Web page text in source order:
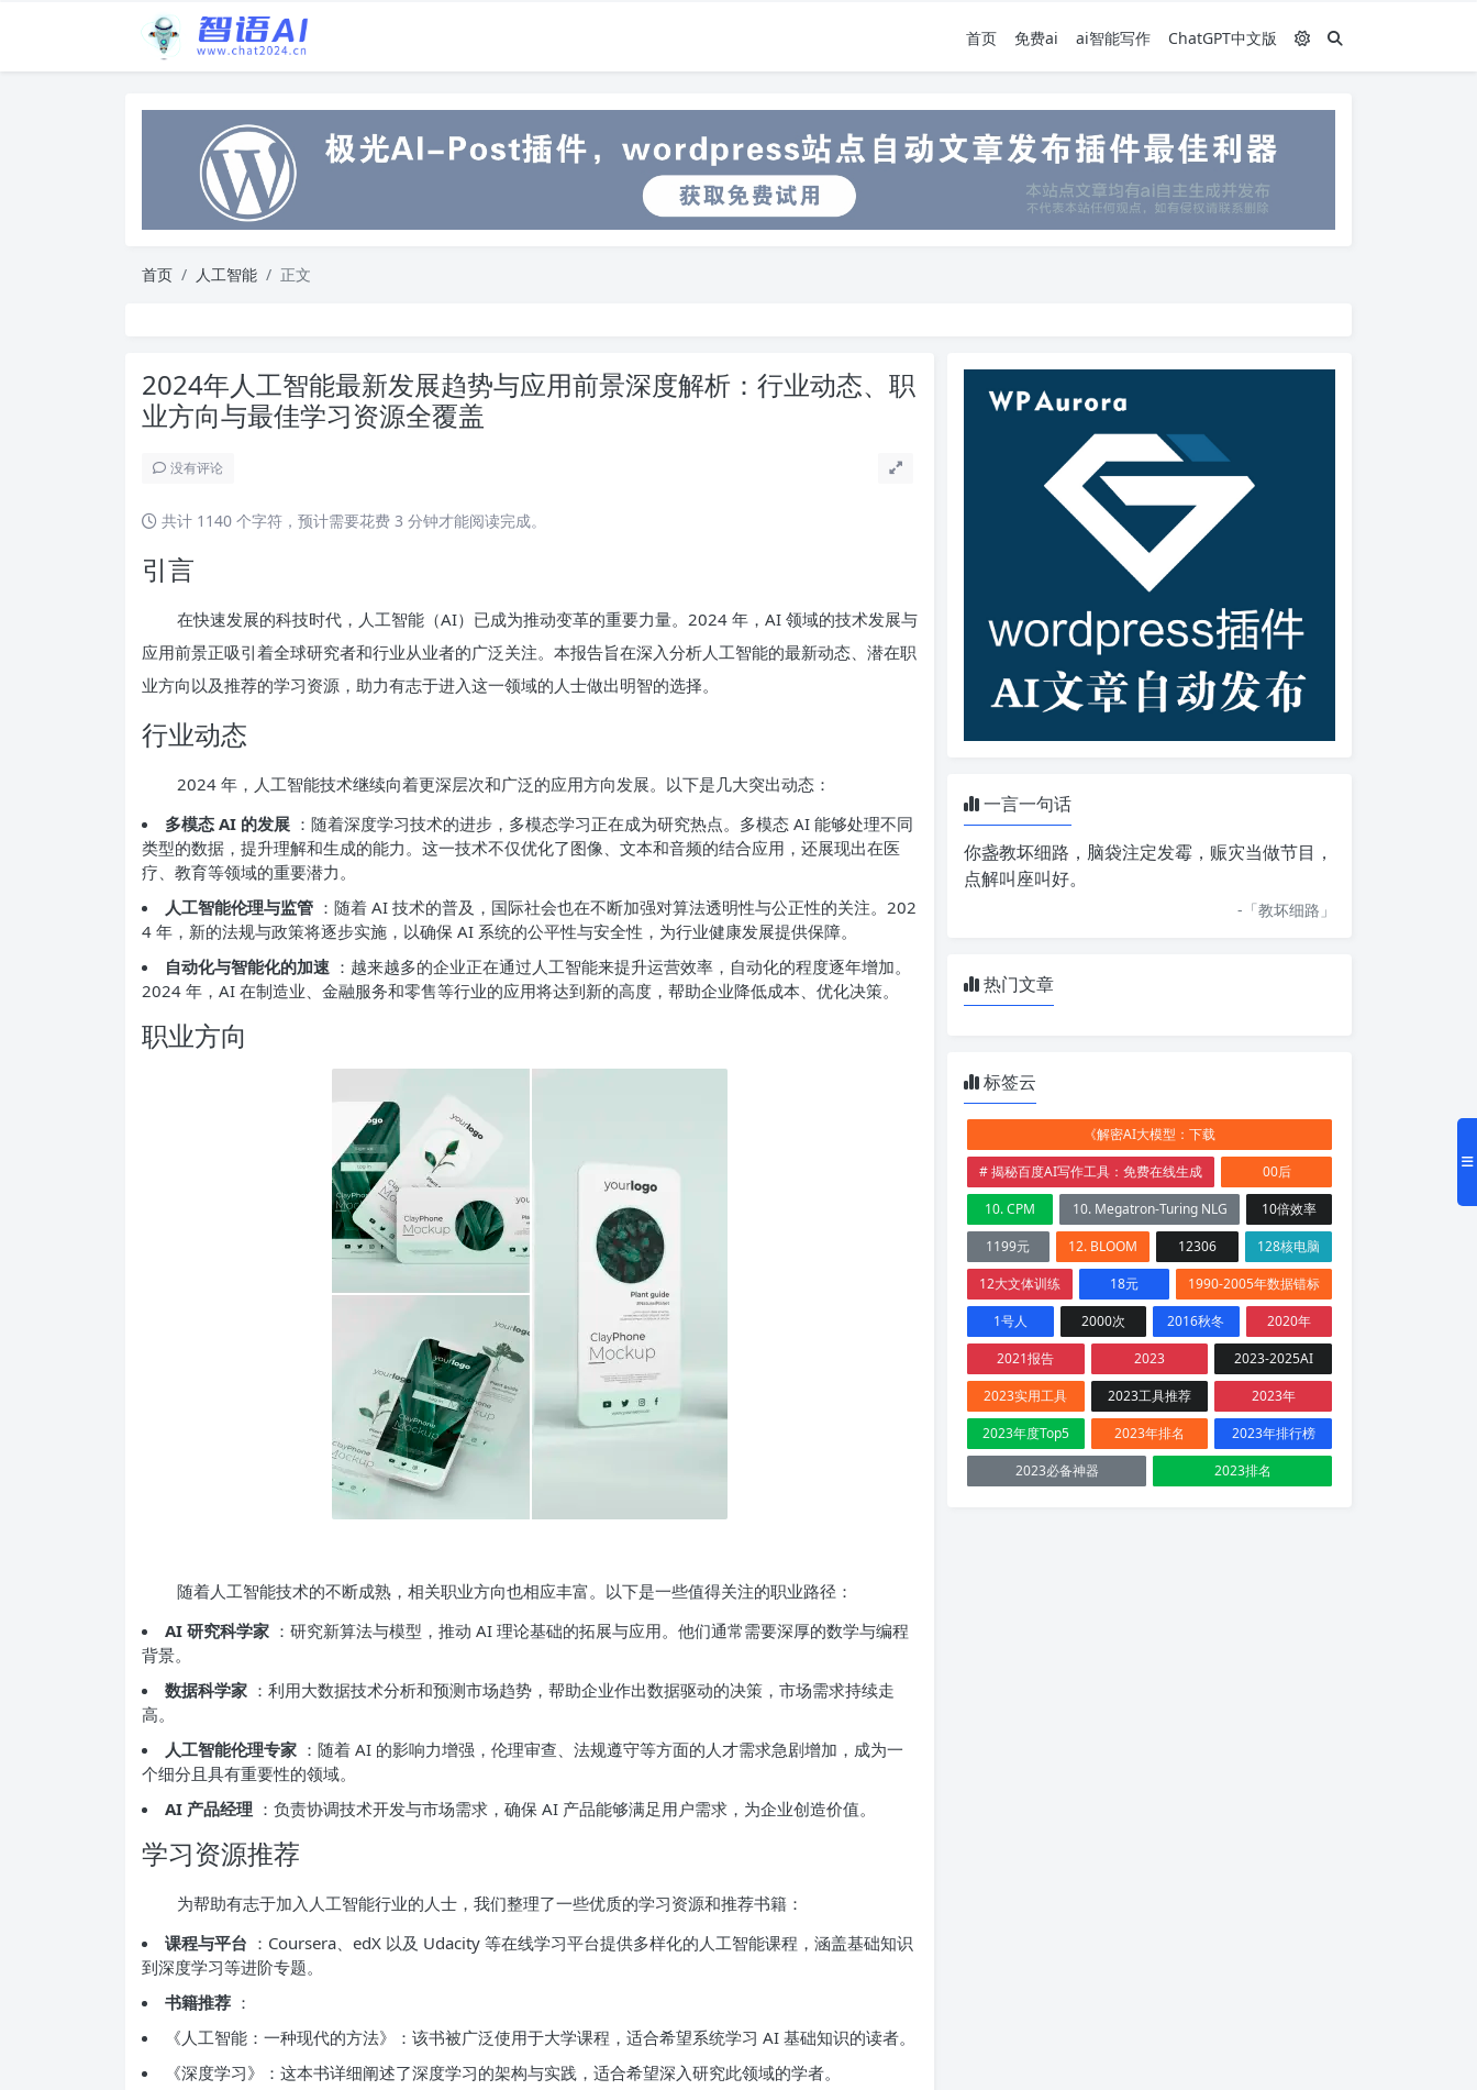
首页 免费ai ai智能写作 ChatGPT中文版
首页 人工智能 正文
2024年人工智能最新发展趋势与应用前景深度解析：行业动态、职
业方向与最佳学习资源全覆盖
没有评论
共计 1140 个字符，预计需要花费 3 分钟才能阅读完成。
引言
在快速发展的科技时代，人工智能（AI）已成为推动变革的重要力量。2024 年，AI 领域的技术发展与
应用前景正吸引着全球研究者和行业从业者的广泛关注。本报告旨在深入分析人工智能的最新动态、潜在职
业方向以及推荐的学习资源，助力有志于进入这一领域的人士做出明智的选择。
行业动态
2024 年，人工智能技术继续向着更深层次和广泛的应用方向发展。以下是几大突出动态：
多模态 AI 的发展 ：随着深度学习技术的进步，多模态学习正在成为研究热点。多模态 AI 能够处理不同
类型的数据，提升理解和生成的能力。这一技术不仅优化了图像、文本和音频的结合应用，还展现出在医
疗、教育等领域的重要潜力。
人工智能伦理与监管 ：随着 AI 技术的普及，国际社会也在不断加强对算法透明性与公正性的关注。202
4 年，新的法规与政策将逐步实施，以确保 AI 系统的公平性与安全性，为行业健康发展提供保障。
自动化与智能化的加速 ：越来越多的企业正在通过人工智能来提升运营效率，自动化的程度逐年增加。
2024 年，AI 在制造业、金融服务和零售等行业的应用将达到新的高度，帮助企业降低成本、优化决策。
职业方向
随着人工智能技术的不断成熟，相关职业方向也相应丰富。以下是一些值得关注的职业路径：
AI 研究科学家 ：研究新算法与模型，推动 AI 理论基础的拓展与应用。他们通常需要深厚的数学与编程
背景。
数据科学家 ：利用大数据技术分析和预测市场趋势，帮助企业作出数据驱动的决策，市场需求持续走
高。
人工智能伦理专家 ：随着 AI 的影响力增强，伦理审查、法规遵守等方面的人才需求急剧增加，成为一
个细分且具有重要性的领域。
AI 产品经理 ：负责协调技术开发与市场需求，确保 AI 产品能够满足用户需求，为企业创造价值。
学习资源推荐
为帮助有志于加入人工智能行业的人士，我们整理了一些优质的学习资源和推荐书籍：
课程与平台 ：Coursera、edX 以及 Udacity 等在线学习平台提供多样化的人工智能课程，涵盖基础知识
到深度学习等进阶专题。
书籍推荐 ：
《人工智能：一种现代的方法》：该书被广泛使用于大学课程，适合希望系统学习 AI 基础知识的读者。
《深度学习》：这本书详细阐述了深度学习的架构与实践，适合希望深入研究此领域的学者。
一言一句话
你盏教坏细路，脑袋注定发霉，赈灾当做节目，
点解叫座叫好。
-「教坏细路 」
热门文章
标签云
《解密AI大模型：下载
# 揭秘百度AI写作工具：免费在线生成
00后
10. CPM
10. Megatron-Turing NLG
10倍效率
1199元
12. BLOOM 12306
128核电脑
12大文体训练
18元
1990-2005年数据错标
1号人
2000次 2016秋冬
2020年
2021报告
2023
2023-2025AI
2023实用工具
2023工具推荐
2023年
2023年度Top5
2023年排名
2023年排行榜
2023必备神器
2023排名